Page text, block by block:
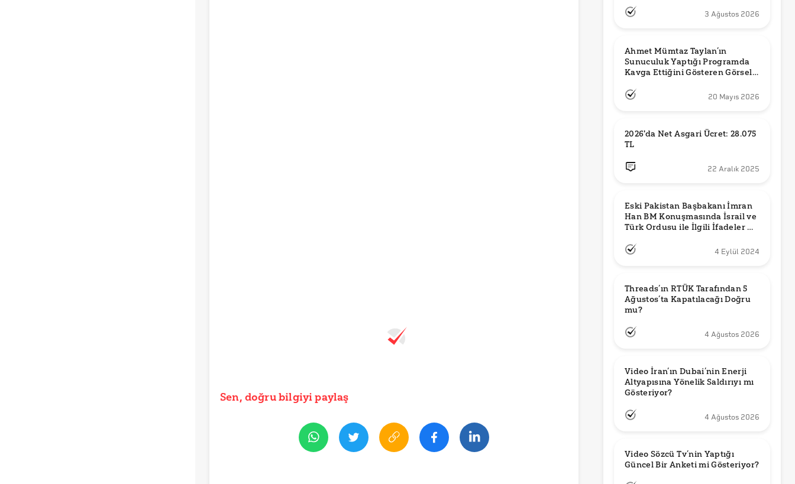
Sen, doğru bilgiyi paylaş
3 Ağustos 2026
Ahmet Mümtaz Taylan’ın
Sunuculuk Yaptığı Programda
Kavga Ettiğini Gösteren Görsel
20 Mayıs 2026
2026'da Net Asgari Ücret: 28.075
TL
22 Aralık 2025
Eski Pakistan Başbakanı İmran
Han BM Konuşmasında İsrail ve
Türk Ordusu ile İlgili İfadeler mi
4 Eylül 2024
Threads’ın RTÜK Tarafından 5
Ağustos’ta Kapatılacağı Doğru
mu?
4 Ağustos 2026
Video İran’ın Dubai’nin Enerji
Altyapısına Yönelik Saldırıyı mı
Gösteriyor?
4 Ağustos 2026
Video Sözcü Tv’nin Yaptığı
Güncel Bir Anketi mi Gösteriyor?